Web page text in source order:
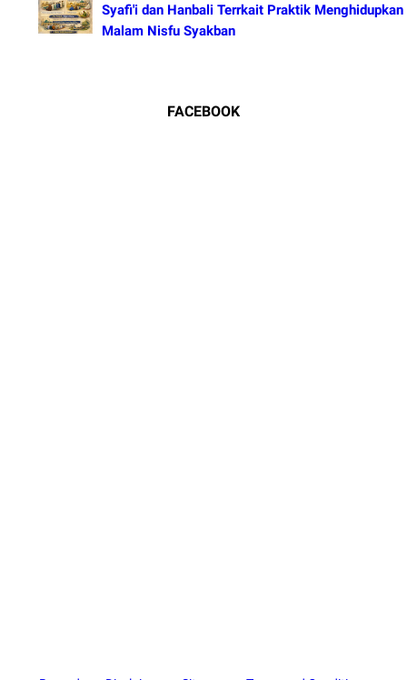
Syafi'i dan Hanbali Terrkait Praktik Menghidupkan
Malam Nisfu Syakban
FACEBOOK